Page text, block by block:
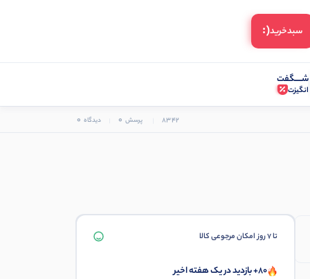
سبد‌خرید(:
شـــــگفت
انگیزت
8342 پرسش 0 دیدگاه 0
تا 7 روز امکان مرجوعی کالا
80+ بازدید در یک هفته اخیر